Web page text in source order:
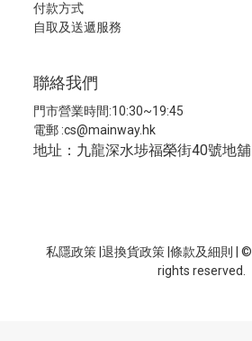
付款方式
自取及送遞服務
聯絡我們
門市營業時間:10:30~19:45
電郵 :cs@mainway.hk
地址：九龍深水埗福榮街40號地舖
私隱政策 退換貨政策 條款及細則 | ©
rights reserved.